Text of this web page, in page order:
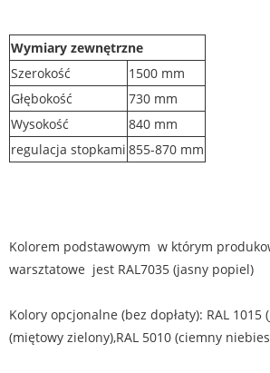
Wymiary zewnętrzne
Szerokość
1500 mm
Głębokość
730 mm
Wysokość
840 mm
regulacja stopkami 855-870 mm
Kolorem podstawowym w którym
warsztatowe jest RAL7035 (jasny popiel)
Kolory opcjonalne (bez dopłaty): RAL 1015
(miętowy zielony),RAL 5010 (ciemny